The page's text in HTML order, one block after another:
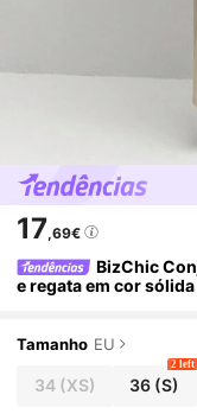
17,69€
BizChic
e regata em cor
scritório ou para
Tamanho EU
34(XS) 36 (S)
2 left